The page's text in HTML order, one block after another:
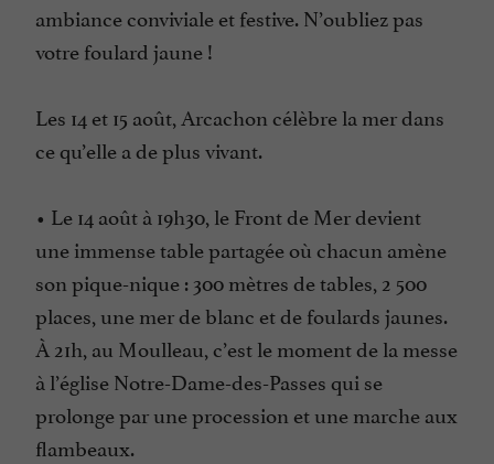
ambiance conviviale et festive. N’oubliez pas
votre foulard jaune !
Les 14 et 15 août, Arcachon célèbre la mer dans
ce qu’elle a de plus vivant.
• Le 14 août à 19h30, le Front de Mer devient
une immense table partagée où chacun amène
son pique-nique : 300 mètres de tables, 2 500
places, une mer de blanc et de foulards jaunes.
À 21h, au Moulleau, c’est le moment de la messe
à l’église Notre-Dame-des-Passes qui se
prolonge par une procession et une marche aux
flambeaux.